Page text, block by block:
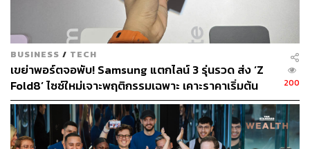
เสียงวิจารณ์ลามไปถึงเรื่องคุณภาพของอุปกรณ์ ทั้งคุณภาพ
ของเสียงที่หูฟังทำได้ไม่ดีอย่างที่หลายคนคาดหวัง (แม้ว่า
ความจริงหากใครใช้ EarPods อยู่ก็ไม่ควรจะคาดหวังอยู่
แล้ว…ยกเว้นแต่คนเคยใช้หูฟัง ‘ก้านสั้น’ ในตำนานของ iPod)
และสิ่งที่โดนจวกยับคือเรื่องของความ ‘อึด ถึก ทน’ ที่น้อยเกิน
ไป ทั้งแบตเตอรี่หมดไว เปราะบาง พังง่าย ไปจนถึงความ
ทนทานของทั้งหูฟังและเคสซึ่งเป็นที่ชาร์จในตัวที่ใช้ได้แค่
ราว 2 ปีก็ต้องเปลี่ยน
BUSINESS / TECH
เขย่าพอร์ตจอพับ! Samsung แตกไลน์ 3 รุ่นรวด ส่ง ‘Z
Fold8’ ไซซ์ใหม่เจาะพฤติกรรมเฉพาะ เคาะราคาเริ่มต้น
61,900 บาท
200